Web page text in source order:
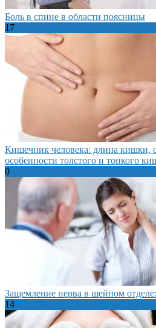
Боль в спине в области поясницы
17
Кишечник человека: длина кишки,
особенности толстого и тонкого
0
Защемление нерва в шейном
14